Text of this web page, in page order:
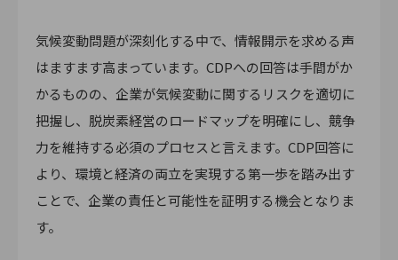
気候変動問題が深刻化する中で、情報開示を求める声
はますます高まっています。CDPへの回答は手間がか
かるものの、企業が気候変動に関するリスクを適切に
把握し、脱炭素経営のロードマップを明確にし、競争
力を維持する必須のプロセスと言えます。CDP回答に
より、環境と経済の両立を実現する第一歩を踏み出す
ことで、企業の責任と可能性を証明する機会となりま
す。